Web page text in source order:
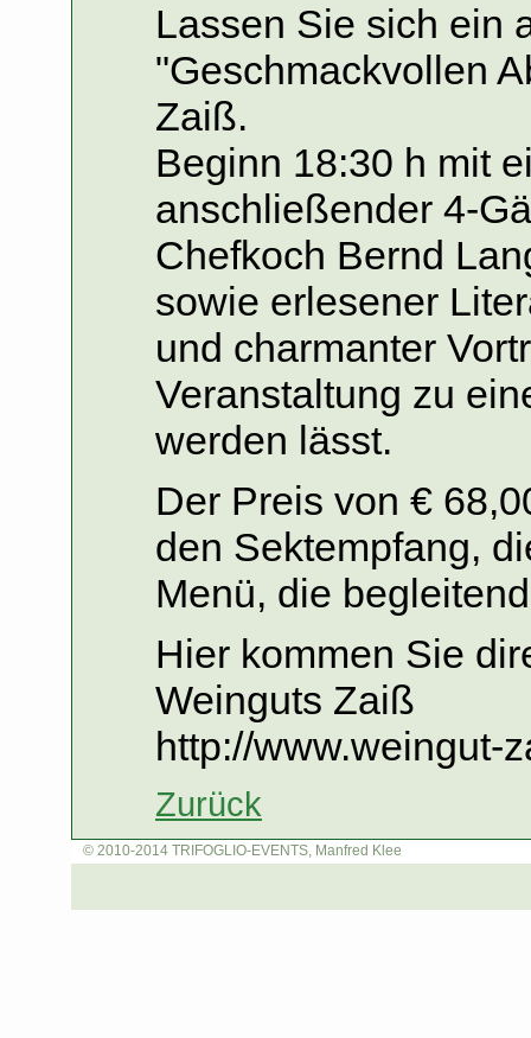
Lassen Sie sich ein
"Geschmackvollen
Zaiß.
Beginn 18:30 h mit
anschließender 4-
Chefkoch Bernd
sowie erlesener
und charmanter
Veranstaltung zu
werden lässt.
Der Preis von €
den Sektempfang,
Menü, die
Hier kommen Sie
Weinguts Zaiß
http://www.weingut-
Zurück
© 2010-2014 TRIFOGLIO-EVENTS, Manfred Klee